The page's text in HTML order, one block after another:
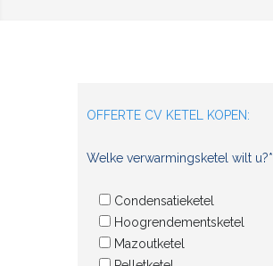
OFFERTE CV KETEL KOPEN:
Welke verwarmingsketel wilt u?*
Condensatieketel
Hoogrendementsketel
Mazoutketel